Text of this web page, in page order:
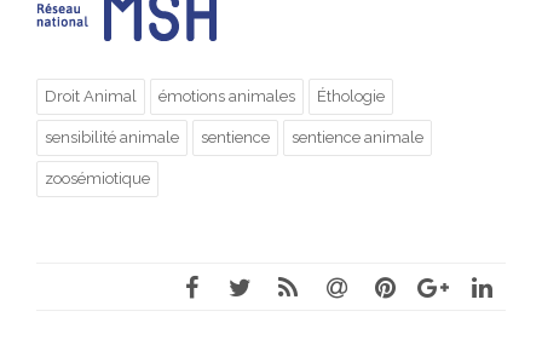
Droit Animal émotions animales Éthologie
sensibilité animale sentience sentience animale
zoosémiotique